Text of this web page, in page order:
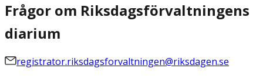
Frågor om Riksdagsförvaltningens
diarium
registrator.riksdagsforvaltningen@riksdagen.se